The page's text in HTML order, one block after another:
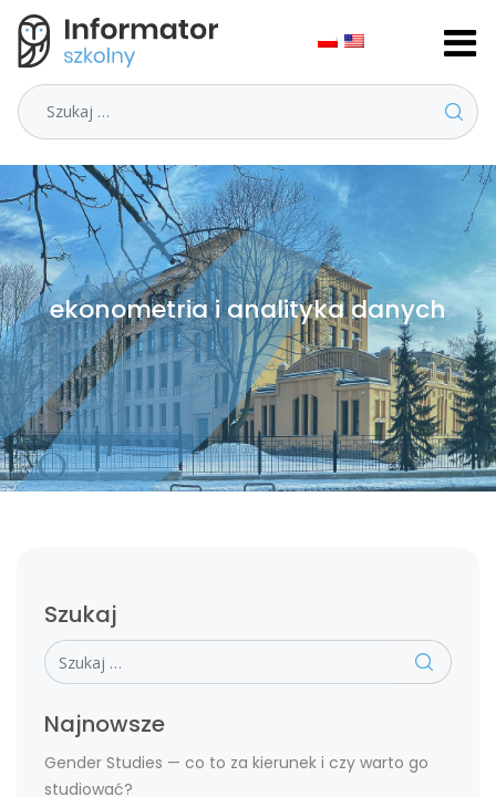
Szukaj
ekonometria i analityka danych
Szukaj
Szukaj
Najnowsze
Gender Studies — co to za kierunek i czy warto go
studiować?